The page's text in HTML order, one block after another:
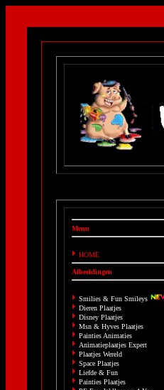
Menu
HOME
Afbeeldingen
Smilies & Fun Smileys
Dieren Plaatjes
Disney Plaatjes
Msn & Hyves Plaatjes
Painties Animaties
Animatieplaatjes Expert
Plaatjes Wereld
Space Plaatjes
Liefde & Fun
Painties Plaatjes